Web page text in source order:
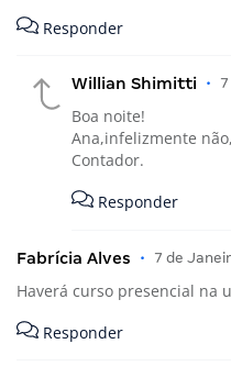
Responder
Willian Shimitti •
Boa noite!
Ana,infelizmente
Contador.
Responder
Fabrícia Alves • 7 de
Haverá curso presencial na
Responder